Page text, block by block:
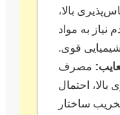
بالا،
نیاز به مواد
شیمیایی قوی.
مصرف
بالا، احتمال
ساختار